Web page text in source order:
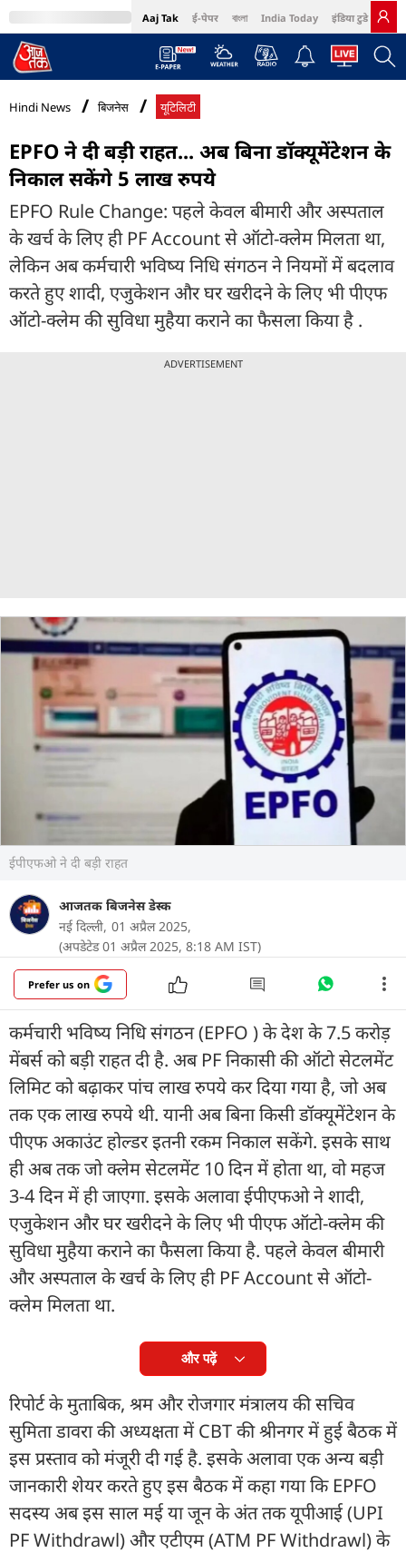
Aaj Tak ई-पेपर বাংলা India Today इंडिया टुडे हिंदी
MumbaiTak Cosmopolitan Harper's Bazaar Northeast
Hindi News बिजनेस यूटिलिटी
EPFO ने दी बड़ी राहत... अब बिना डॉक्यूमेंटेशन के
निकाल सकेंगे 5 लाख रुपये
EPFO Rule Change: पहले केवल बीमारी और अस्पताल
के खर्च के लिए ही PF Account से ऑटो-क्लेम मिलता था,
लेकिन अब कर्मचारी भविष्य निधि संगठन ने नियमों में बदलाव
करते हुए शादी, एजुकेशन और घर खरीदने के लिए भी पीएफ
ऑटो-क्लेम की सुविधा मुहैया कराने का फैसला किया है .
ADVERTISEMENT
ईपीएफओ ने दी बड़ी राहत
आजतक बिजनेस डेस्क
नई दिल्ली, 01 अप्रैल 2025,
(अपडेटेड 01 अप्रैल 2025, 8:18 AM IST)
Prefer us on
कर्मचारी भविष्य निधि संगठन (EPFO ) के देश के 7.5 करोड़
मेंबर्स को बड़ी राहत दी है. अब PF निकासी की ऑटो सेटलमेंट
लिमिट को बढ़ाकर पांच लाख रुपये कर दिया गया है, जो अब
तक एक लाख रुपये थी. यानी अब बिना किसी डॉक्यूमेंटेशन के
पीएफ अकाउंट होल्डर इतनी रकम निकाल सकेंगे. इसके साथ
ही अब तक जो क्लेम सेटलमेंट 10 दिन में होता था, वो महज
3-4 दिन में ही जाएगा. इसके अलावा ईपीएफओ ने शादी,
एजुकेशन और घर खरीदने के लिए भी पीएफ ऑटो-क्लेम की
सुविधा मुहैया कराने का फैसला किया है. पहले केवल बीमारी
और अस्पताल के खर्च के लिए ही PF Account से ऑटो-
क्लेम मिलता था.
और पढ़ें
रिपोर्ट के मुताबिक, श्रम और रोजगार मंत्रालय की सचिव
सुमिता डावरा की अध्यक्षता में CBT की श्रीनगर में हुई बैठक में
इस प्रस्ताव को मंजूरी दी गई है. इसके अलावा एक अन्य बड़ी
जानकारी शेयर करते हुए इस बैठक में कहा गया कि EPFO
सदस्य अब इस साल मई या जून के अंत तक यूपीआई (UPI
PF Withdrawl) और एटीएम (ATM PF Withdrawl) के